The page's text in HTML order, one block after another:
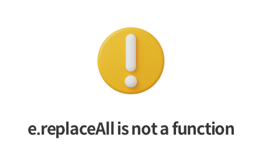
e.replaceAll is not a function